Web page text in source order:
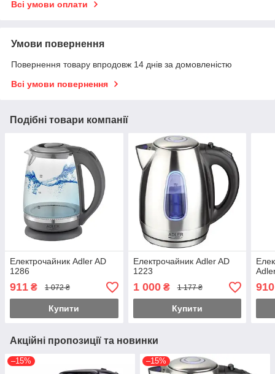
Всі умови оплати
Умови повернення
Повернення товару впродовж 14 днів за домовленістю
Всі умови повернення
Подібні товари компанії
Електрочайник Adler AD
1286
911 ₴ 1 072 ₴
Купити
Електрочайник Adler AD
1223
1 000₴ 1 177 ₴
Купити
910
Акційні пропозиції та новинки
–15% –15%